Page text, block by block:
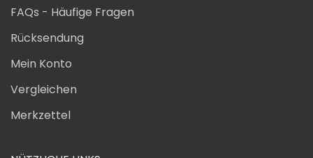
FAQs - Häufige Fragen
Rücksendung
Mein Konto
Vergleichen
Merkzettel